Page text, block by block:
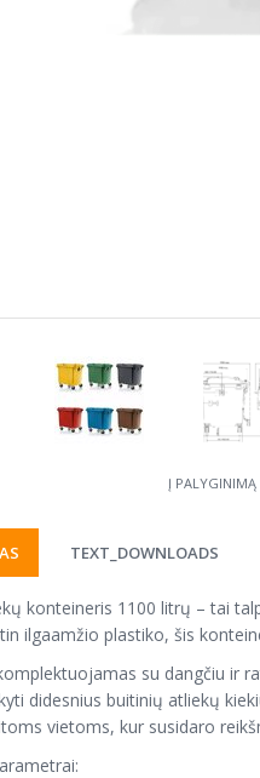
Į PALYGINIMĄ
TEXT_DOWNLOADS
konteineris 1100 litrų – tai
ilgaamžio plastiko, šis
su dangčiu ir
didesnius buitinių atliekų
vietoms, kur susidaro